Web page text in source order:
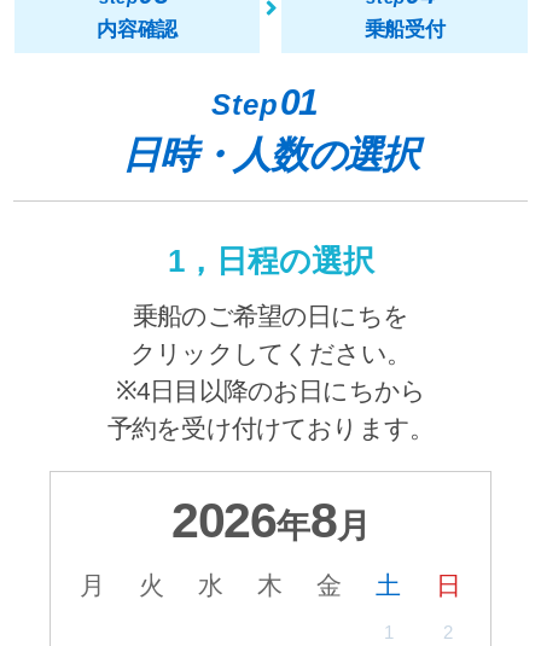
内容確認 乗船受付
Step01
日時・人数の選択
1，日程の選択
乗船のご希望の日にちを
クリックしてください。
※4日目以降のお日にちから
予約を受け付けております。
2026年8月
月 火 水 木 金 土 日
1 2